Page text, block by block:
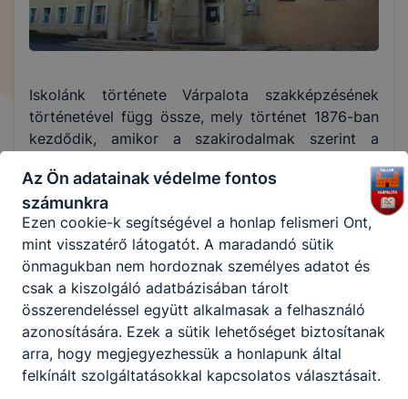
Iskolánk története Várpalota szakképzésének
történetével függ össze, mely történet 1876-ban
kezdődik, amikor a szakirodalmak szerint a
szenet találtak. A szén kibányászásához
szakemberekre volt szükség. Rövid idő alatt 98
tanuló iratkozott be.
Ezt a lendületes munkát az I. Világháború hozta
nehézségek törték meg. 1935-ben hívták életre a
Várpalotai Vájáriskolát Dr. Kiss László
bányatanácsos kezdeményezésére. Az iskola célja
az volt, hogy a bányákban dolgozó
segédvájárokat megfelelő elméleti oktatásban
részesítse. A bányaüzem vezetője az első
Az Ön adatainak védelme fontos
számunkra
Ezen cookie-k alkalmazása nélkül nem tudjuk
garantálni Önnek honlapunk használatát.
Használatot elősegítő “maradandó sütik” persistent
cookie-k
A “maradandó sütik” (persistent cookie) a honlap
elhagyását követően is tárolódnak a számítógépen,
notebookon vagy mobileszközön.
Ezen cookie-k segítségével a honlap felismeri Önt,
mint visszatérő látogatót. A maradandó sütik
önmagukban nem hordoznak személyes adatot és
csak a kiszolgáló adatbázisában tárolt
összerendeléssel együtt alkalmasak a felhasználó
azonosítására. Ezek a sütik lehetőséget biztosítanak
arra, hogy megjegyezhessük a honlapunk által
felkínált szolgáltatásokkal kapcsolatos választásait.